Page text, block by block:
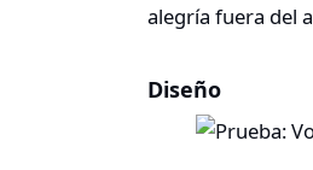
alegría fuera del
Diseño